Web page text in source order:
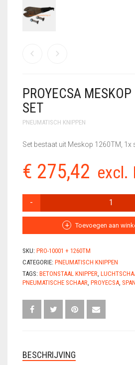
KLEIN
VLECHTGEREEDSCHAP
PNEUMATISCH
KNIPPEN
SALE – UITVERKOOP
STATIONAIRE
VLECHTDRAAD
VLECHTTANGEN
WERKSCHOENEN
PROYECSA
SET
PNEUMATISCH KNIPPEN
Set bestaat uit Meskop 1260TM, 1x
€ 275,42 excl.
1260TM
AANTAL
Toevoegen aan
SKU: PRO-10001 + 1260TM
CATEGORIE: PNEUMATISCH KNIPPEN
TAGS: BETONSTAAL KNIPPER
PNEUMATISCHE SCHAAR PROYECSA
BESCHRIJVING